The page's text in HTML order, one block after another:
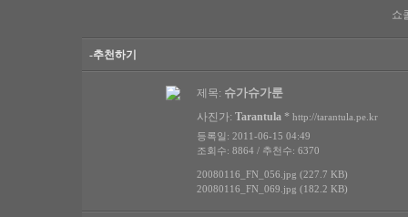
쇼
-추천하기
제목: 슈가슈가룬
사진가: Tarantula * http://tarantula.pe.kr
등록일: 2011-06-15 04:49
조회수: 8864 / 추천수: 6370
20080116_FN_056.jpg (227.7 KB)
20080116_FN_069.jpg (182.2 KB)